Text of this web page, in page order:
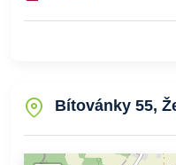
Bítovánky 55,